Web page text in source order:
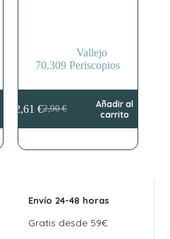
Vallejo
70.309 Periscopios
2,90€
El
precio
era:
2,61 €El
precio
es:
Añadir al
carrito
Envío 24-48 horas
Gratis desde 59€